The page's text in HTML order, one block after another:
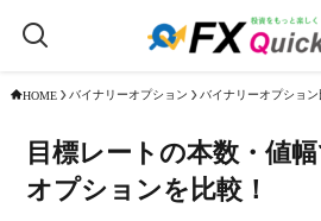
HOME バイナリーオプション バイナリーオプション
目標レートの本数・値
オプションを比較！